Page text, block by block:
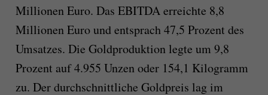
Millionen Euro. Das EBITDA erreichte 8,8
Millionen Euro und entsprach 47,5 Prozent des
Umsatzes. Die Goldproduktion legte um 9,8
Prozent auf 4.955 Unzen oder 154,1 Kilogramm
zu. Der durchschnittliche Goldpreis lag im